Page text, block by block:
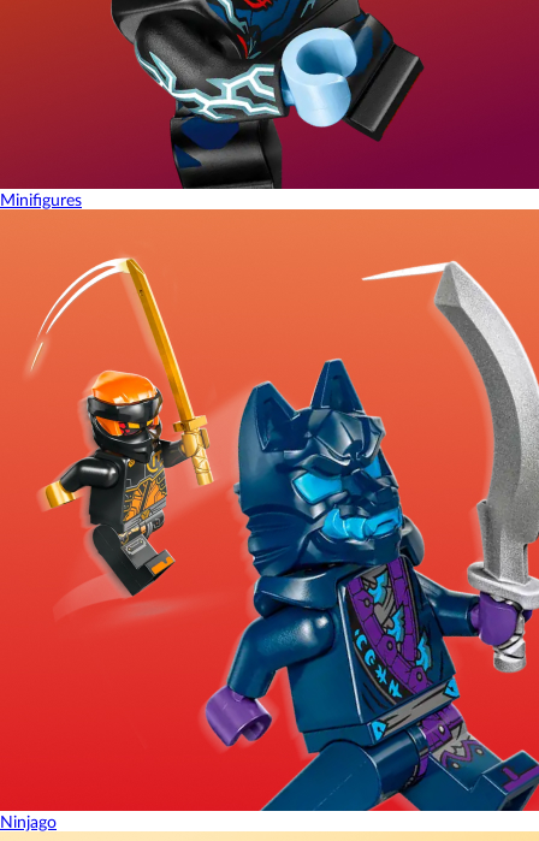
Minifigures
Ninjago